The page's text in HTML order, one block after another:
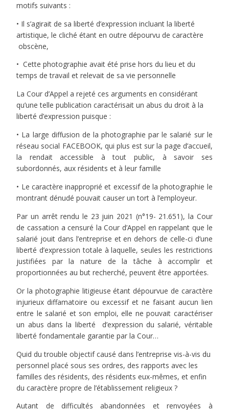
motifs suivants :
• Il s’agirait de sa liberté d’expression incluant la liberté
artistique, le cliché étant en outre dépourvu de caractère
obscène,
• Cette photographie avait été prise hors du lieu et du
temps de travail et relevait de sa vie personnelle
La Cour d’Appel a rejeté ces arguments en considérant
qu’une telle publication caractérisait un abus du droit à la
liberté d’expression puisque :
• La large diffusion de la photographie par le salarié sur le
réseau social FACEBOOK, qui plus est sur la page d’accueil,
la rendait accessible à tout public, à savoir ses
subordonnés, aux résidents et à leur famille
• Le caractère inapproprié et excessif de la photographie le
montrant dénudé pouvait causer un tort à l’employeur.
Par un arrêt rendu le 23 juin 2021 (n°19- 21.651), la Cour
de cassation a censuré la Cour d’Appel en rappelant que le
salarié jouit dans l’entreprise et en dehors de celle-ci d’une
liberté d’expression totale à laquelle, seules les restrictions
justifiées par la nature de la tâche à accomplir et
proportionnées au but recherché, peuvent être apportées.
Or la photographie litigieuse étant dépourvue de caractère
injurieux diffamatoire ou excessif et ne faisant aucun lien
entre le salarié et son emploi, elle ne pouvait caractériser
un abus dans la liberté d’expression du salarié, véritable
liberté fondamentale garantie par la Cour…
Quid du trouble objectif causé dans l’entreprise vis-à-vis du
personnel placé sous ses ordres, des rapports avec les
familles des résidents, des résidents eux-mêmes, et enfin
du caractère propre de l’établissement religieux ?
Autant de difficultés abandonnées et renvoyées à